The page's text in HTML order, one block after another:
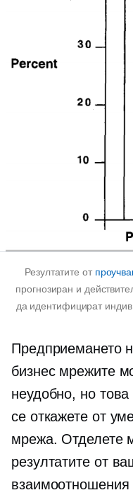
Резултатите от
прогнозиран и
да идентифицират
Предприемането
бизнес мрежите
неудобно, но
се откажете от
мрежа. Отделете
резултатите от